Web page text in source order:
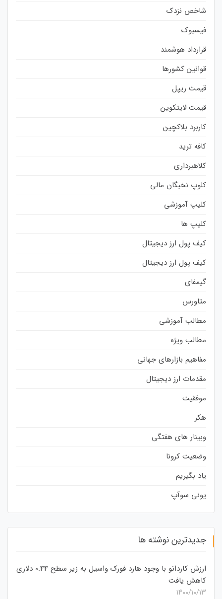
شاخص نزدک
فیسبوک
قرارداد هوشمند
قوانین کشورها
قیمت ریپل
قیمت لایتکوین
کاربرد بلاکچین
کافه ترید
کلاهبرداری
کلوپ نخبگان مالی
کلیپ آموزشی
کلیپ ها
کیف پول ارز دیجیتال
کیف پول ارز دیجیتال
گیمفای
متاورس
مطالب آموزشی
مطالب ویژه
مفاهیم بازارهای جهانی
مقدمات ارز دیجیتال
موفقیت
هکر
وبینار های هفتگی
وضعیت کرونا
یاد بگیریم
یونی سوآپ
جدیدترین نوشته ها
ارزش کاردانو با وجود هارد فورک واسیل به زیر سطح 0.44 دلاری
کاهش یافت
۱۴۰۰/۱۰/۱۳